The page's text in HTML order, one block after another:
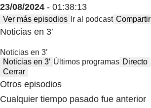
23/08/2024 - 01:38:13
Ver más episodios Ir al podcast Compartir
Noticias en 3′
Noticias en 3′
Noticias en 3′ Últimos programas Directo
Cerrar
Otros episodios
Cualquier tiempo pasado fue anterior